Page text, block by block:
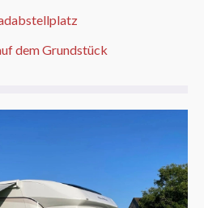
dem Grundstück